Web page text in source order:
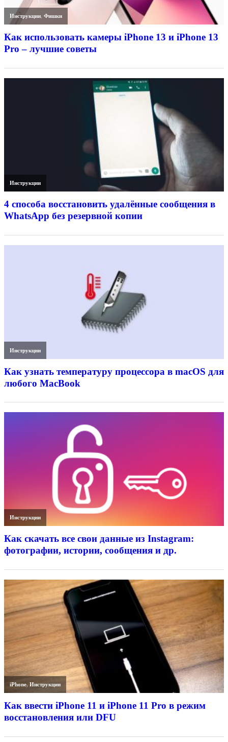
Инструкции,Фишки
Как использовать камеры iPhone 13 и iPhone 13
Pro – лучшие советы
Инструкции
4 способа восстановить удалённые сообщения в
WhatsApp без резервной копии
Инструкции
Как узнать температуру процессора в macOS для
любого MacBook
Инструкции
Как скачать все свои данные из Instagram:
фотографии, истории, сообщения и др.
iPhone,Инструкции
Как ввести iPhone 11 и iPhone 11 Pro в режим
восстановления или DFU